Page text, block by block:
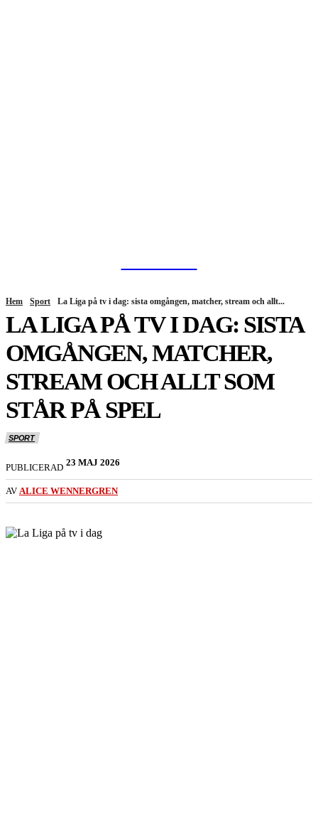
Hem Sport La Liga på tv i dag: sista omgången, matcher, stream och allt...
LA LIGA PÅ TV I DAG: SISTA
OMGÅNGEN, MATCHER,
STREAM OCH ALLT SOM
STÅR PÅ SPEL
SPORT
PUBLICERAD 23 MAJ 2026
AV ALICE WENNERGREN